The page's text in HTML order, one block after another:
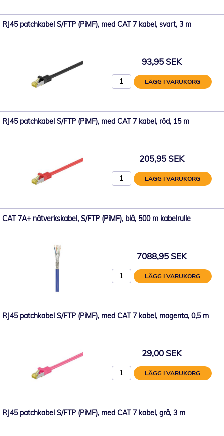
RJ45 patchkabel S/FTP (PiMF), med CAT 7 kabel, svart, 3 m
93,95 SEK
LÄGG I VARUKORG
RJ45 patchkabel S/FTP (PiMF), med CAT 7 kabel, röd, 15 m
205,95 SEK
LÄGG I VARUKORG
CAT 7A+ nätverkskabel, S/FTP (PiMF), blå, 500 m kabelrulle
7088,95 SEK
LÄGG I VARUKORG
RJ45 patchkabel S/FTP (PiMF), med CAT 7 kabel, magenta, 0,5 m
29,00 SEK
LÄGG I VARUKORG
RJ45 patchkabel S/FTP (PiMF), med CAT 7 kabel, grå, 3 m